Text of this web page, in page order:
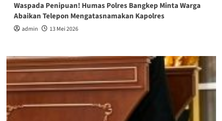
Waspada Penipuan! Humas Polres Bangkep Minta Warga
Abaikan Telepon Mengatasnamakan Kapolres
admin 13 Mei 2026